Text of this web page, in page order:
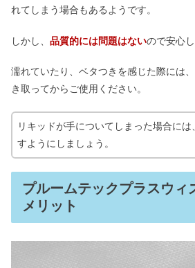
れてしまう場合もあるようです。
しかし、 品質的には問題はないので安心
濡れていたり、ベタつきを感じた際には
き取ってからご使用ください。
リキッドが手についてしまった場合には
すようにしましょう。
プルームテックプラスウィ
メリット